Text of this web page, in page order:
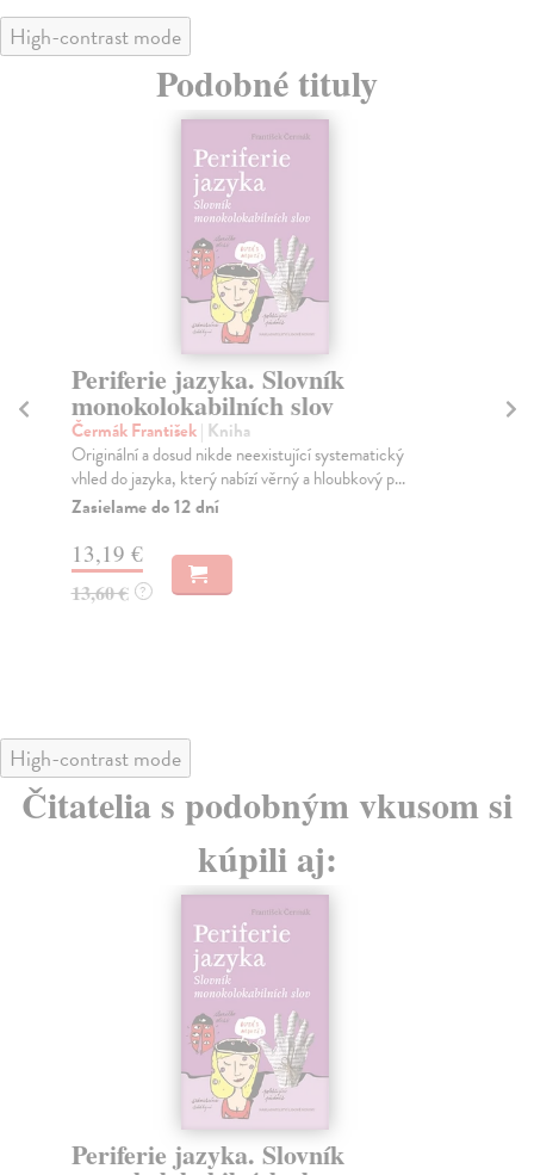
High-contrast mode
Podobné tituly
Periferie jazyka. Slovník
monokolokabilních slov
Čermák František| Kniha
Originální a dosud nikde neexistující systematický
vhled do jazyka, který nabízí věrný a hloubkový p...
Zasielame do 12 dní
13,19 €
13,60 € ?
High-contrast mode
Čitatelia s podobným vkusom si
kúpili aj:
Periferie jazyka. Slovník